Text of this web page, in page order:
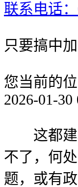
联系电话：
只要搞中
您当前的
2026-01-30
这都建材
不了，何
题，或有